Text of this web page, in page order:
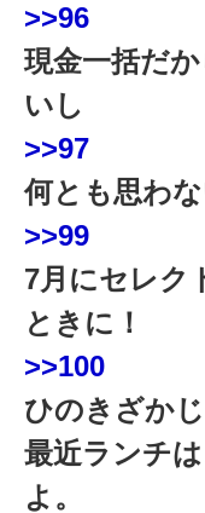
>>96
現金一括だ
いし
>>97
何とも思わな
>>99
7月にセレク
ときに！
>>100
ひのきざか
最近ランチ
よ。